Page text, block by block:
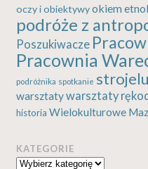
oczy i obiektywyokiem
podróże z
Poszukiwacze
Pracownia
podróżnika spotkanie
warsztatywarsztaty
historia Wielokulturowe
KATEGORIE
Kategorie